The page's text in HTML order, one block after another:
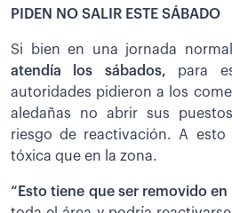
PIDEN NO SALIR ESTE SÁBADO
Si bien en una jornada
atendía los sábados, para
autoridades pidieron a los
aledañas no abrir sus
riesgo de reactivación. A esto
tóxica que en la zona.
“Esto tiene que ser removido